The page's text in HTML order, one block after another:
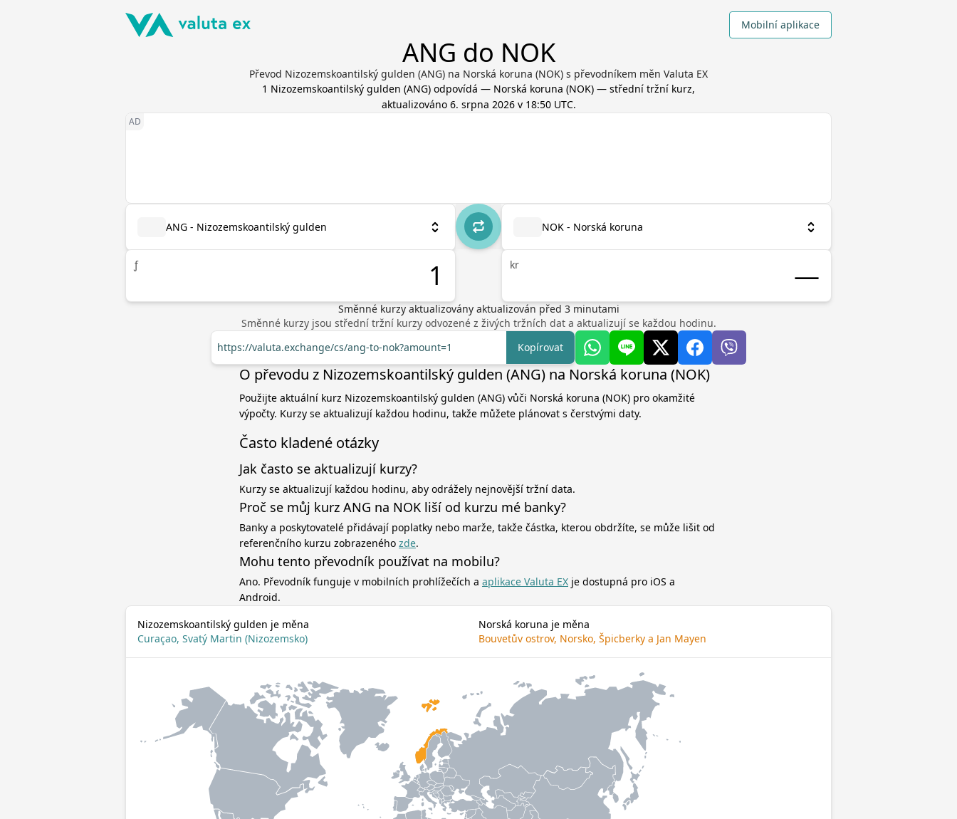
Mobilní aplikace
ANG do NOK
Převod Nizozemskoantilský gulden (ANG) na Norská koruna (NOK) s převodníkem měn Valuta EX
1 Nizozemskoantilský gulden (ANG) odpovídá — Norská koruna (NOK) — střední tržní kurz,
aktualizováno 6. srpna 2026 v 18:50 UTC.
ANG - Nizozemskoantilský gulden
ƒ
NOK - Norská koruna
kr
Směnné kurzy aktualizovány aktualizován před 3minutami
Směnné kurzy jsou střední tržní kurzy odvozené z živých tržních dat a aktualizují se každou hodinu.
https://valuta.exchange/cs/ang-to-nok?amount=1
Kopírovat
O převodu z Nizozemskoantilský gulden (ANG) na Norská koruna (NOK)
Použijte aktuální kurz Nizozemskoantilský gulden (ANG) vůči Norská koruna (NOK) pro okamžité
výpočty. Kurzy se aktualizují každou hodinu, takže můžete plánovat s čerstvými daty.
Často kladené otázky
Jak často se aktualizují kurzy?
Kurzy se aktualizují každou hodinu, aby odrážely nejnovější tržní data.
Proč se můj kurz ANG na NOK liší od kurzu mé banky?
Banky a poskytovatelé přidávají poplatky nebo marže, takže částka, kterou obdržíte, se může lišit od
referenčního kurzu zobrazeného zde.
Mohu tento převodník používat na mobilu?
Ano. Převodník funguje v mobilních prohlížečích a aplikace Valuta EX je dostupná pro iOS a
Android.
Nizozemskoantilský gulden je měna
Curaçao, Svatý Martin (Nizozemsko)
Norská koruna je měna
Bouvetův ostrov, Norsko, Špicberky a Jan Mayen